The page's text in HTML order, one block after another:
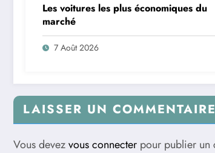
Les voitures les plus économiques du
marché
7 Août 2026
LAISSER UN COMMENTAIRE
Vous devezvous connecter pour publier un